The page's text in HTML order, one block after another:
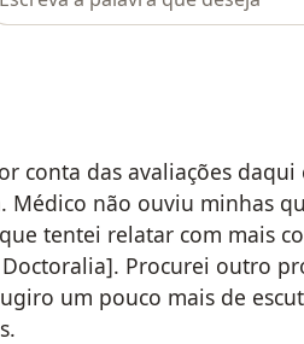
conta das avaliações daqui
Médico não ouviu minhas
tentei relatar com mais
Procurei outro
um pouco mais de